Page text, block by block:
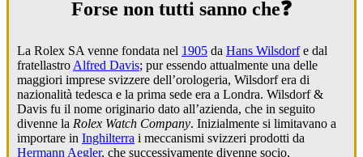
Forse non tutti sanno che❓
La Rolex SA venne fondata nel 1905 da Hans Wilsdorfe dal
fratellastro Alfred Davis; pur essendo attualmente una delle
maggiori imprese svizzere dell’orologeria, Wilsdorf era di
nazionalità tedesca e la prima sede era a Londra. Wilsdorf &
Davis fu il nome originario dato all’azienda, che in seguito
divenne la Rolex Watch Company. Inizialmente si limitavano a
importare in Inghilterra i meccanismi svizzeri prodotti da
Hermann Aegler, che successivamente divenne socio,